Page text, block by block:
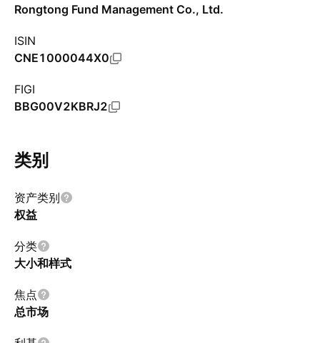
Rongtong Fund Management Co., Ltd.
ISIN
CNE1000044X0
FIGI
BBG00V2KBRJ2
类别
资产类别
权益
分类
大小和样式
焦点
总市场